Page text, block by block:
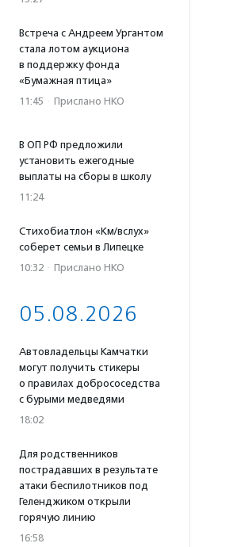
Встреча с Андреем Ургантом
стала лотом аукциона
в поддержку фонда
«Бумажная птица»
11:45 · Прислано НКО
В ОП РФ предложили
установить ежегодные
выплаты на сборы в школу
11:24
Стихобиатлон «Км/вслух»
соберет семьи в Липецке
10:32 · Прислано НКО
05.08.2026
Автовладельцы Камчатки
могут получить стикеры
о правилах добрососедства
с бурыми медведями
18:02
Для родственников
пострадавших в результате
атаки беспилотников под
Геленджиком открыли
горячую линию
16:58